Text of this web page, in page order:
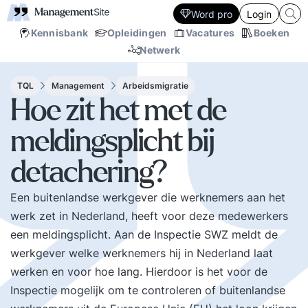
Kennisbank Opleidingen Vacatures
Boeken
Netwerk
Word pro Login
TQL Management Arbeidsmigratie
Hoe zit het met de
meldingsplicht bij
detachering?
Een buitenlandse werkgever die werknemers aan het
werk zet in Nederland, heeft voor deze medewerkers
een meldingsplicht. Aan de Inspectie SWZ meldt de
werkgever welke werknemers hij in Nederland laat
werken en voor hoe lang. Hierdoor is het voor de
Inspectie mogelijk om te controleren of buitenlandse